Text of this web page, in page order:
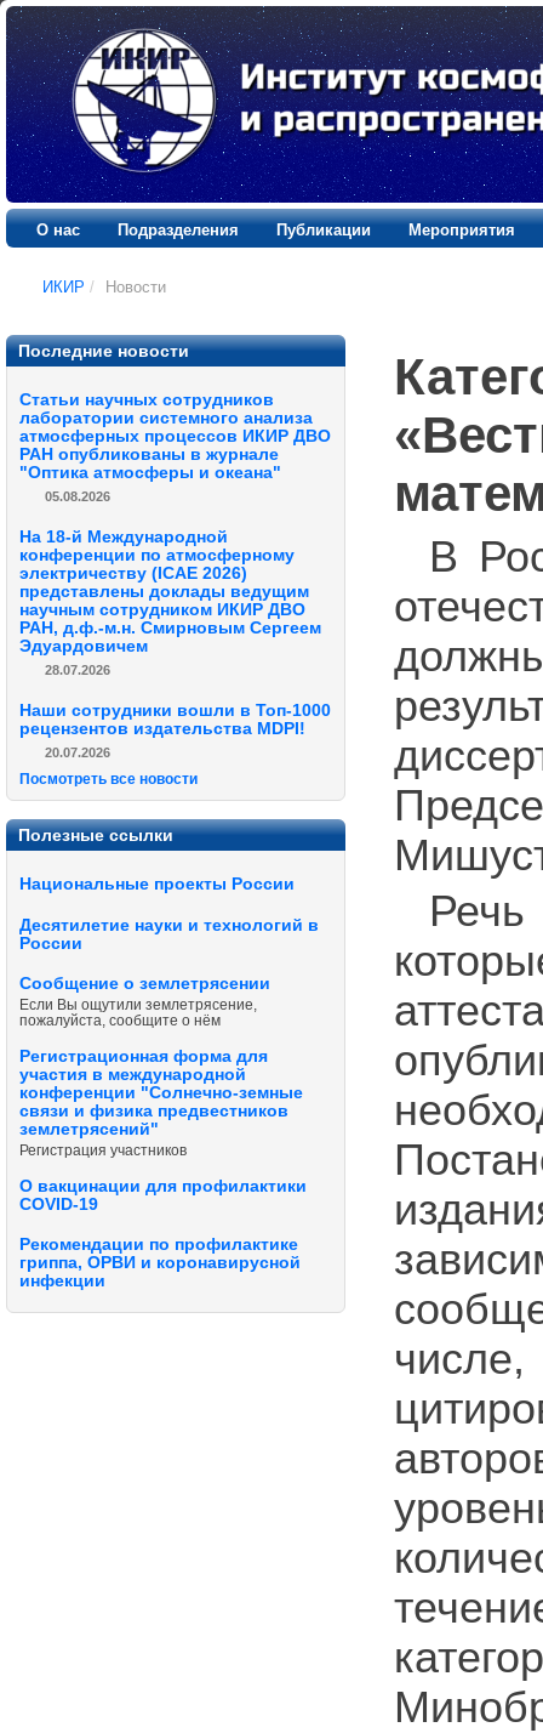
О нас Подразделения Публикации Мероприятия
ИКИР / Новости
Последние новости
Статьи научных сотрудников
лаборатории системного анализа
атмосферных процессов ИКИР ДВО
РАН опубликованы в журнале
"Оптика атмосферы и океана"
05.08.2026
На 18-й Международной
конференции по атмосферному
электричеству (ICAE 2026)
представлены доклады ведущим
научным сотрудником ИКИР ДВО
РАН, д.ф.-м.н. Смирновым Сергеем
Эдуардовичем
28.07.2026
Наши сотрудники вошли в Топ-1000
рецензентов издательства MDPI!
20.07.2026
Посмотреть все новости
Полезные ссылки
Национальные проекты России
Десятилетие науки и технологий в
России
Сообщение о землетрясении
Если Вы ощутили землетрясение,
пожалуйста, сообщите о нём
Регистрационная форма для
участия в международной
конференции "Солнечно-земные
связи и физика предвестников
землетрясений"
Регистрация участников
О вакцинации для профилактики
COVID-19
Рекомендации по профилактике
гриппа, ОРВИ и коронавирусной
инфекции
В